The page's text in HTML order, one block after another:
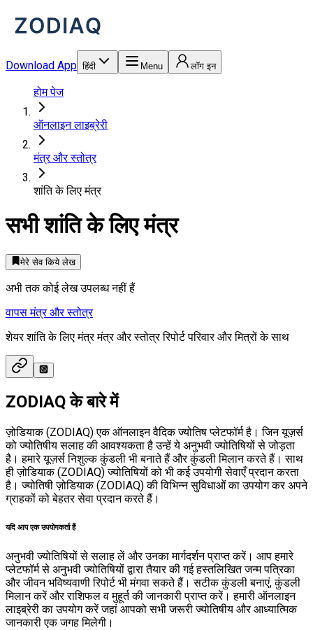
Download App हिंदी Menu लॉग इन
होम पेज
ऑनलाइन लाइब्रेरी
मंत्र और स्तोत्र
शांति के लिए मंत्र
सभी शांति के लिए मंत्र
मेरे सेव किये लेख
अभी तक कोई लेख उपलब्ध नहीं हैं
वापस मंत्र और स्तोत्र
शेयर शांति के लिए मंत्र मंत्र और स्तोत्र रिपोर्ट परिवार और मित्रों के साथ
ZODIAQ के बारे में
ज़ोडियाक (ZODIAQ) एक ऑनलाइन वैदिक ज्योतिष प्लेटफॉर्म है। जिन यूज़र्स
को ज्योतिषीय सलाह की आवश्यकता है उन्हें ये अनुभवी ज्योतिषियों से जोड़ता
है। हमारे यूज़र्स निशुल्क कुंडली भी बनाते हैं और कुंडली मिलान करते हैं। साथ
ही ज़ोडियाक (ZODIAQ) ज्योतिषियों को भी कई उपयोगी सेवाएँ प्रदान करता
है। ज्योतिषी ज़ोडियाक (ZODIAQ) की विभिन्न सुविधाओं का उपयोग कर अपने
ग्राहकों को बेहतर सेवा प्रदान करते हैं।
यदि आप एक उपयोगकर्ता हैं
अनुभवी ज्योतिषियों से सलाह लें और उनका मार्गदर्शन प्राप्त करें। आप हमारे
प्लेटफॉर्म से अनुभवी ज्योतिषियों द्वारा तैयार की गई हस्तलिखित जन्म पत्रिका
और जीवन भविष्यवाणी रिपोर्ट भी मंगवा सकते हैं। सटीक कुंडली बनाएं, कुंडली
मिलान करें और राशिफल व मुहूर्त की जानकारी प्राप्त करें। हमारी ऑनलाइन
लाइब्रेरी का उपयोग करें जहां आपको सभी जरूरी ज्योतिषीय और आध्यात्मिक
जानकारी एक जगह मिलेगी।